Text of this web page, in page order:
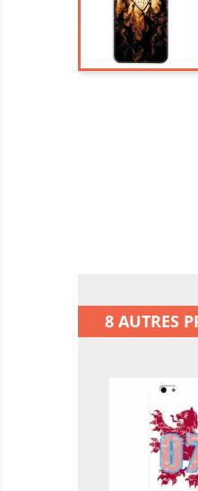
8 AUTRES